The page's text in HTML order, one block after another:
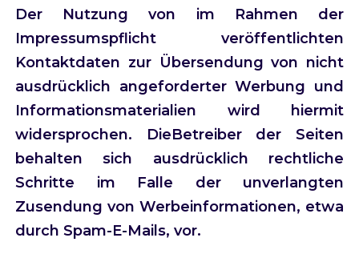
Der Nutzung von im Rahmen der
Impressumspflicht veröffentlichten
Kontaktdaten zur Übersendung von nicht
ausdrücklich angeforderter Werbung und
Informationsmaterialien wird hiermit
widersprochen. DieBetreiber der Seiten
behalten sich ausdrücklich rechtliche
Schritte im Falle der unverlangten
Zusendung von Werbeinformationen, etwa
durch Spam-E-Mails, vor.